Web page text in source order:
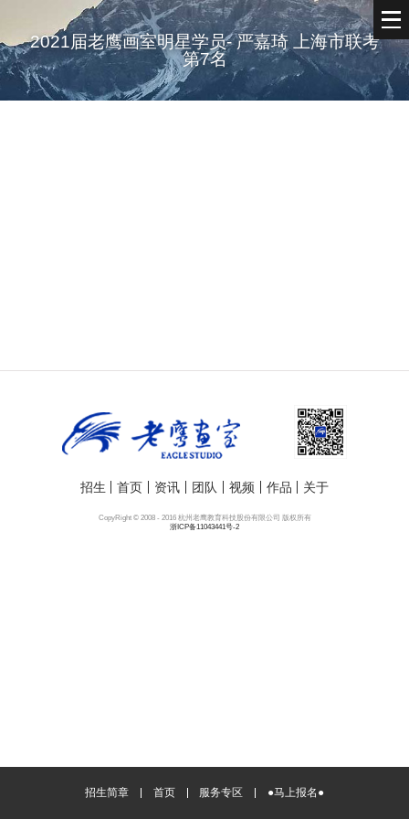
2021届老鹰画室明星学员- 严嘉琦 上海市联考
第7名
招生 首页 资讯 团队 视频 作品 关于
CopyRight © 2008 - 2016 杭州老鹰教育科技股份有限公司 版权所有
浙ICP备11043441号-2
招生简章 首页 服务专区 ●马上报名●